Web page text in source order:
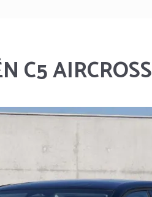
C5 AIRCROSS